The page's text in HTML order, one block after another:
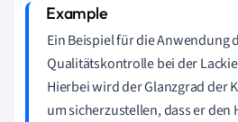
Ein Beispiel für die Anwendung
Qualitätskontrolle bei der
Hierbei wird der Glanzgrad der
um sicherzustellen, dass er den